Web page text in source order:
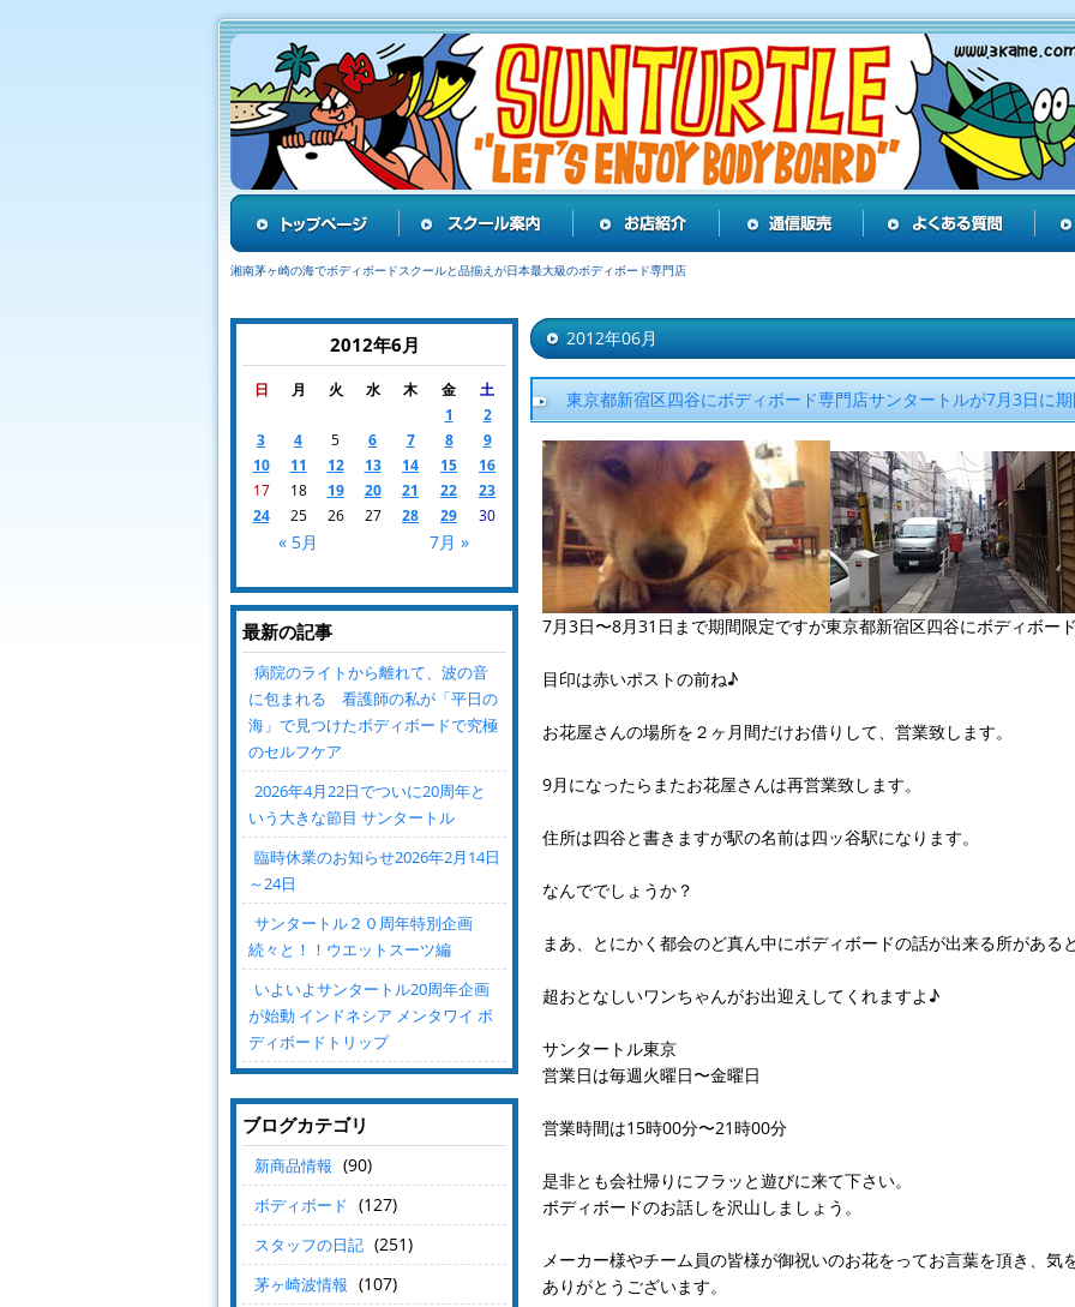
湘南茅ヶ崎の海でボディボードスクールと品揃えが日本最大級のボディボード専門店
2012年06月
東京都新宿区四谷にボディボード専門店サンタートルが7月3日に
7月3日〜8月31日まで期間限定ですが東京都新宿区四谷にボディボー
目印は赤いポストの前ね♪
お花屋さんの場所を２ヶ月間だけお借りして、営業致します。
9月になったらまたお花屋さんは再営業致します。
住所は四谷と書きますが駅の名前は四ッ谷駅になります。
なんででしょうか？
まあ、とにかく都会のど真ん中にボディボードの話が出来る所がある
超おとなしいワンちゃんがお出迎えしてくれますよ♪
サンタートル東京
営業日は毎週火曜日〜金曜日
営業時間は15時00分〜21時00分
是非とも会社帰りにフラッと遊びに来て下さい。
ボディボードのお話しを沢山しましょう。
メーカー様やチーム員の皆様が御祝いのお花をってお言葉を頂き、気
ありがとうございます。
2012年6月
日 月 火 水 木 金 土
« 5月 7月 »
1
2
3
4 5 6 7 8
9
10
11 12 13 14 15
16
17
18 19 20 21 22
23
24
25 26 27 28 29 30
最新の記事
病院のライトから離れて、波の音
に包まれる 看護師の私が「平日の
海」で見つけたボディボードで究極
のセルフケア
2026年4月22日でついに20周年と
いう大きな節目 サンタートル
臨時休業のお知らせ2026年2月14日
～24日
サンタートル２０周年特別企画
続々と！！ウエットスーツ編
いよいよサンタートル20周年企画
が始動 インドネシア メンタワイ ボ
ディボードトリップ
ブログカテゴリ
新商品情報 (90)
ボディボード (127)
スタッフの日記 (251)
茅ヶ崎波情報 (107)